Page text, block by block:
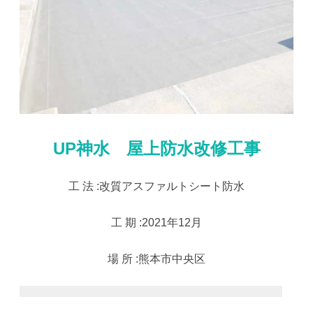
UP神水 屋上防水改修工事
工 法 :改質アスファルトシート防水
工 期 :2021年12月
場 所 :熊本市中央区